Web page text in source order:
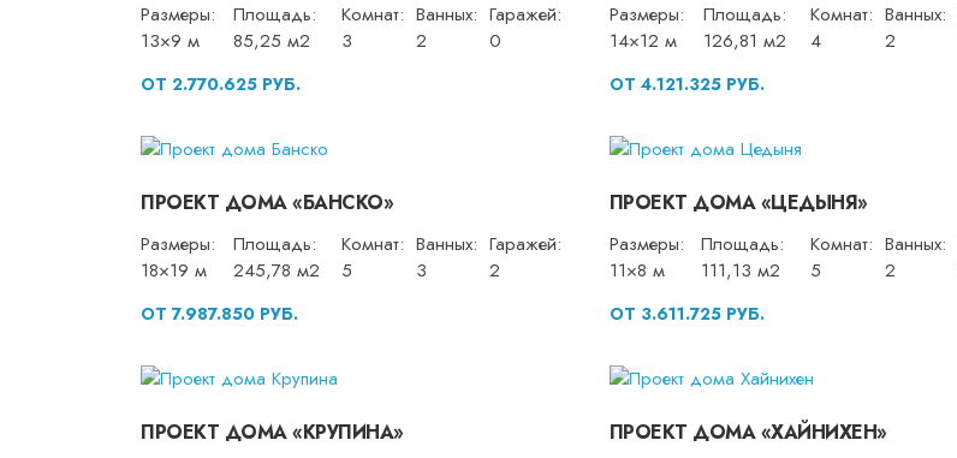
Размеры:
13×9 м
Площадь:
85,25 м2
Комнат:
3
Ванных:
2
Гаражей:
0
ОТ 2.770.625 РУБ.
Размеры:
14×12 м
Площадь:
126,81 м2
Комнат:
4
Ванных:
2
ОТ 4.121.325 РУБ.
ПРОЕКТ ДОМА «БАНСКО»
Размеры:
18×19 м
Площадь:
245,78 м2
Комнат:
5
Ванных:
3
Гаражей:
2
ОТ 7.987.850 РУБ.
ПРОЕКТ ДОМА «ЦЕДЫНЯ»
Размеры:
11×8 м
Площадь:
111,13 м2
Комнат:
5
Ванных:
2
ОТ 3.611.725 РУБ.
ПРОЕКТ ДОМА «КРУПИНА» ПРОЕКТ ДОМА «ХАЙНИХЕН»